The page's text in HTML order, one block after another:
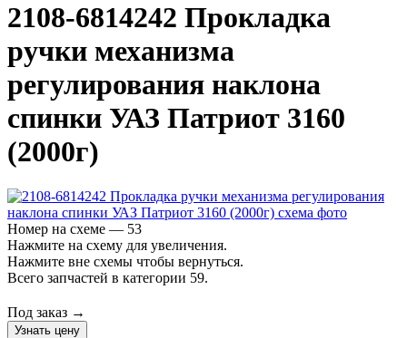
2108-6814242 Прокладка
ручки механизма
регулирования наклона
спинки УАЗ Патриот 3160
(2000г)
Номер на схеме — 53
Нажмите на схему для увеличения.
Нажмите вне схемы чтобы вернуться.
Всего запчастей в категории 59.
Под заказ →
Узнать цену